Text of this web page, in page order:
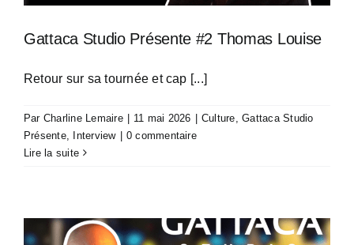
Gattaca Studio Présente #2 Thomas Louise
Retour sur sa tournée et cap [...]
Par Charline Lemaire 11 mai 2026 Culture ,Gattaca Studio
Présente, Interview
0 commentaire
Lire la suite